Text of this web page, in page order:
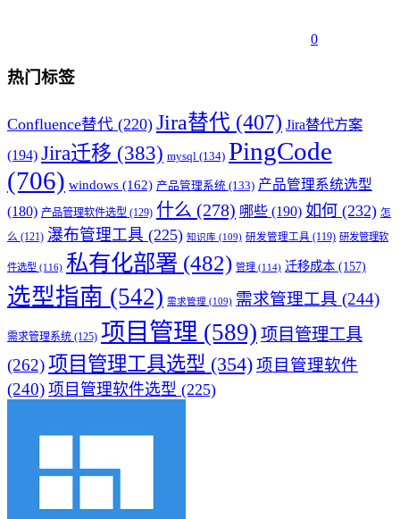
0
热门标签
Confluence替代 (220) Jira替代 (407) Jira替代方案
(194) Jira迁移 (383) mysql (134) PingCode
(706) windows (162) 产品管理系统 (133) 产品管理系统选型
(180) 产品管理软件选型 (129) 什么 (278) 哪些 (190) 如何 (232) 怎
么 (121) 瀑布管理工具 (225) 知识库 (109) 研发管理工具 (119) 研发管理软
件选型 (116) 私有化部署 (482) 管理 (114) 迁移成本 (157)
选型指南 (542) 需求管理 (109) 需求管理工具 (244)
需求管理系统 (125) 项目管理 (589) 项目管理工具
(262)项目管理工具选型 (354) 项目管理软件
(240) 项目管理软件选型 (225)